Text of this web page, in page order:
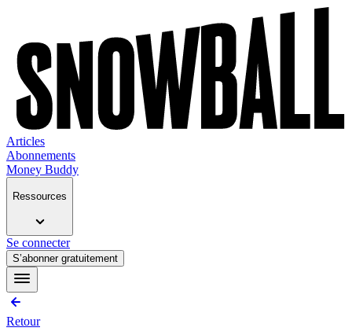
Articles
Abonnements
Money Buddy
Ressources
Se connecter
S’abonner gratuitement
Retour